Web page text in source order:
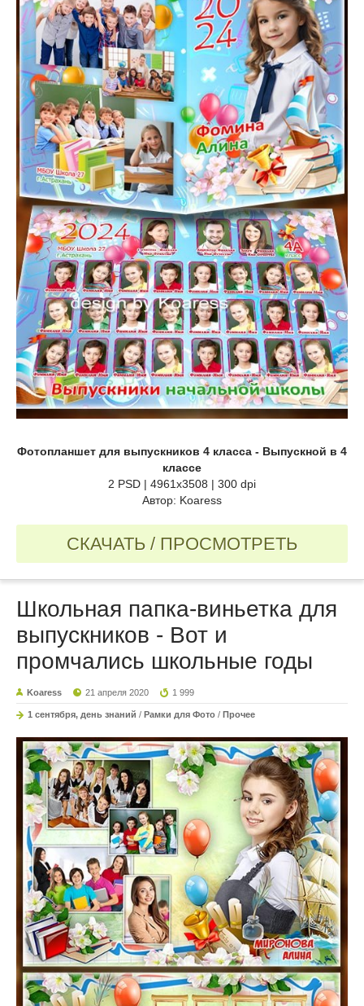
Фотопланшет для выпускников 4 класса - Выпускной в 4
классе
2 PSD | 4961x3508 | 300 dpi
Автор: Koaress
СКАЧАТЬ / ПРОСМОТРЕТЬ
Школьная папка-виньетка для
выпускников - Вот и
промчались школьные годы
Koaress 21 апреля 2020 1 999
1 сентября, день знаний / Рамки для Фото / Прочее